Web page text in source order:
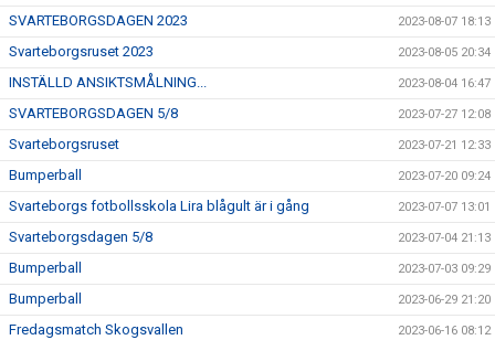
SVARTEBORGSDAGEN 2023 2023-08-07 18:13
Svarteborgsruset 2023 2023-08-05 20:34
INSTÄLLD ANSIKTSMÅLNING... 2023-08-04 16:47
SVARTEBORGSDAGEN 5/8 2023-07-27 12:08
Svarteborgsruset 2023-07-21 12:33
Bumperball 2023-07-20 09:24
Svarteborgs fotbollsskola Lira blågult är i gång 2023-07-07 13:01
Svarteborgsdagen 5/8 2023-07-04 21:13
Bumperball 2023-07-03 09:29
Bumperball 2023-06-29 21:20
Fredagsmatch Skogsvallen 2023-06-16 08:12